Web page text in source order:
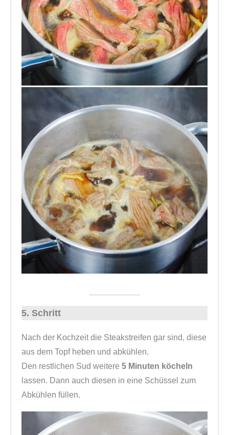
5. Schritt
Nach der Kochzeit die Steakstreifen gar sind, diese
aus dem Topf heben und abkühlen.
Den restlichen Sud weitere 5 Minuten köcheln
lassen. Dann auch diesen in eine Schüssel zum
Abkühlen füllen.